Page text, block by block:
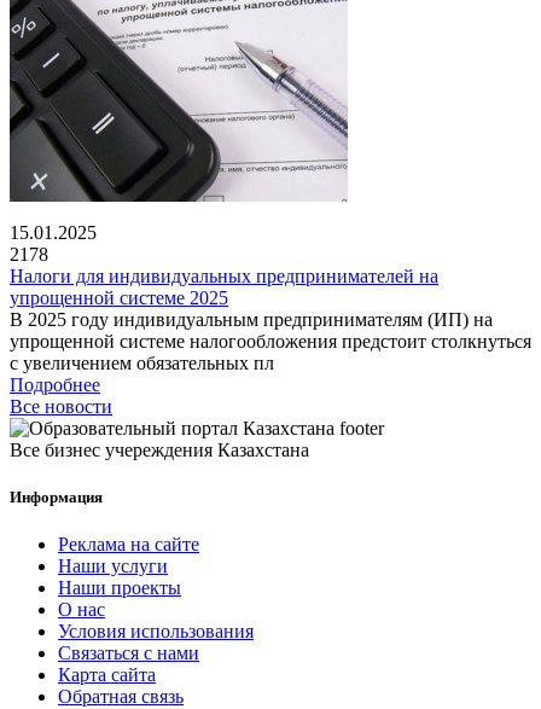
15.01.2025
2178
Налоги для индивидуальных предпринимателей на
упрощенной системе 2025
В 2025 году индивидуальным предпринимателям (ИП) на
упрощенной системе налогообложения предстоит столкнуться
с увеличением обязательных пл
Подробнее
Все новости
Все бизнес учереждения Казахстана
Информация
Реклама на сайте
Наши услуги
Наши проекты
О нас
Условия использования
Связаться с нами
Карта сайта
Обратная связь